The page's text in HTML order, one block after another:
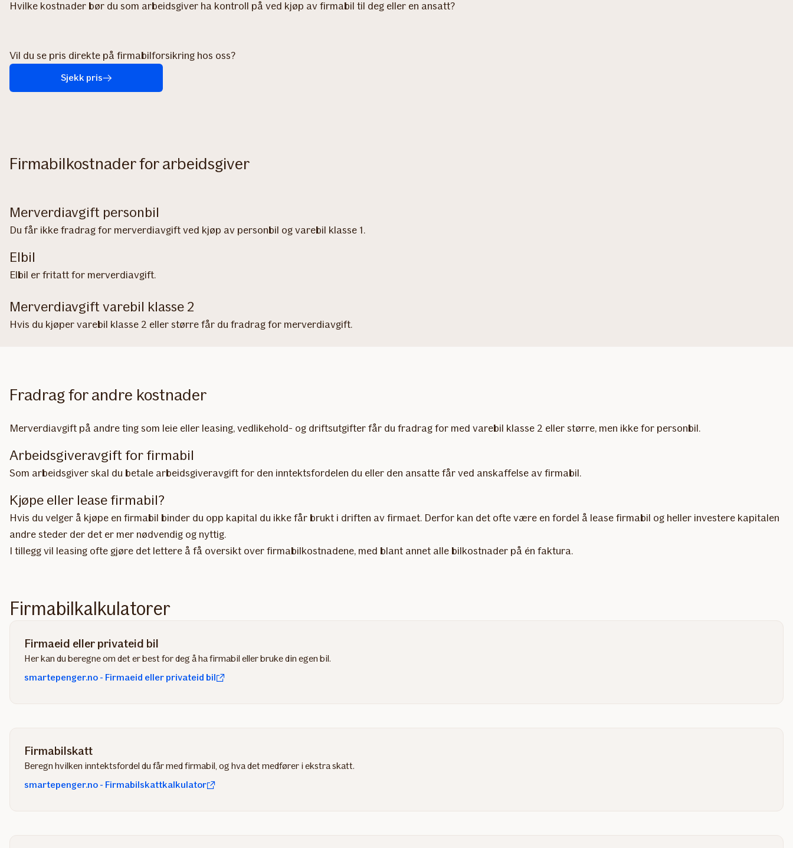
Hvilke kostnader bør du som arbeidsgiver ha kontroll på ved kjøp av firmabil til deg eller en ansatt?
Vil du se pris direkte på firmabilforsikring hos oss?
Sjekk pris
Firmabilkostnader for arbeidsgiver
Merverdiavgift personbil
Du får ikke fradrag for merverdiavgift ved kjøp av personbil og varebil klasse 1.
Elbil
Elbil er fritatt for merverdiavgift.
Merverdiavgift varebil klasse 2
Hvis du kjøper varebil klasse 2 eller større får du fradrag for merverdiavgift.
Fradrag for andre kostnader
Merverdiavgift på andre ting som leie eller leasing, vedlikehold- og driftsutgifter får du fradrag for med varebil klasse 2 eller større, men ikke for personbil.
Arbeidsgiveravgift for firmabil
Som arbeidsgiver skal du betale arbeidsgiveravgift for den inntektsfordelen du eller den ansatte får ved anskaffelse av firmabil.
Kjøpe eller lease firmabil?
Hvis du velger å kjøpe en firmabil binder du opp kapital du ikke får brukt i driften av firmaet. Derfor kan det ofte være en fordel å lease firmabil og heller investere kapitalen
andre steder der det er mer nødvendig og nyttig.
I tillegg vil leasing ofte gjøre det lettere å få oversikt over firmabilkostnadene, med blant annet alle bilkostnader på én faktura.
Firmabilkalkulatorer
Firmaeid eller privateid bil
Her kan du beregne om det er best for deg å ha firmabil eller bruke din egen bil.
smartepenger.no - Firmaeid eller privateid bil
Firmabilskatt
Beregn hvilken inntektsfordel du får med firmabil, og hva det medfører i ekstra skatt.
smartepenger.no - Firmabilskattkalkulator